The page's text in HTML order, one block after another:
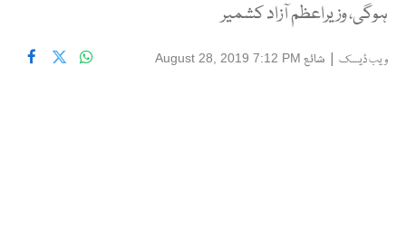
ہوگی، وزیراعظم آزاد کشمیر
ویب ڈیسک | شائع August 28, 2019 7:12 PM